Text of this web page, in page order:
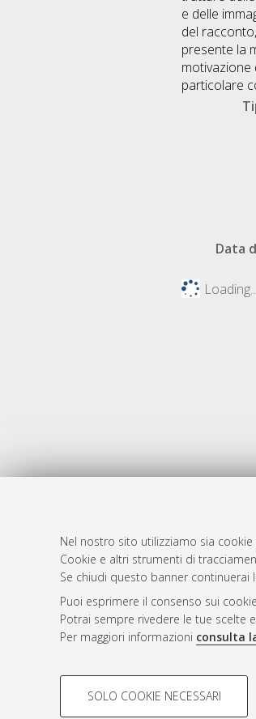
Nel nostro sito utilizziamo sia
Cookie e altri strumenti di
Se chiudi questo banner continuerai
Puoi esprimere il consenso sui
Potrai sempre rivedere le tue scelte
Per maggiori informazioni consulta
COOKIE DI PROFILAZIONE -
SOLO COOKIE NECESSARI
e delle
del
presente la
motivazione
particolare
Data
Loading...
Atom
Rss 1.0
Rss 2.0